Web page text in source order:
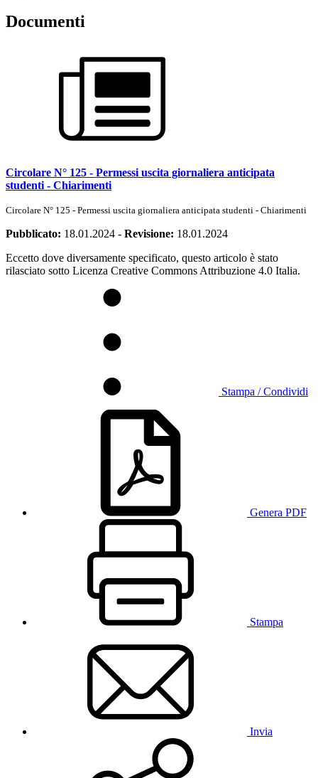
Documenti
Circolare N° 125 - Permessi uscita giornaliera anticipata
studenti - Chiarimenti
Circolare N° 125 - Permessi uscita giornaliera anticipata studenti - Chiarimenti
Pubblicato: 18.01.2024 - Revisione: 18.01.2024
Eccetto dove diversamente specificato, questo articolo è stato
rilasciato sotto Licenza Creative Commons Attribuzione 4.0 Italia.
Stampa / Condividi
Genera PDF
Stampa
Invia